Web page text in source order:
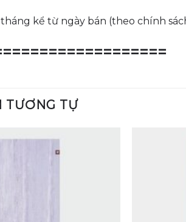
tháng kể từ ngày bán (theo chính
TƯƠNG TỰ